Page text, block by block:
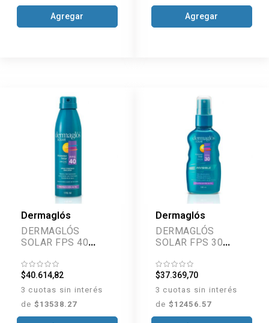
Agregar Agregar
Dermaglós
DERMAGLÓS
SOLAR FPS 40
170 ML
$40.614,82
3 cuotas sin interés
de $13538.27
Dermaglós
DERMAGLÓS
SOLAR FPS 30
180 ML
$37.369,70
3 cuotas sin interés
de $12456.57